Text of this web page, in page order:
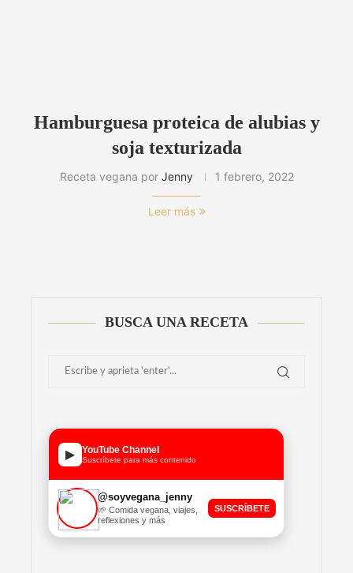
Hamburguesa proteica de alubias y
soja texturizada
Receta vegana por Jenny 1 febrero, 2022
Leer más
BUSCA UNA RECETA
▶ YouTube Channel
Suscríbete para más contenido
@soyvegana_jenny
🌱 Comida vegana, viajes,
reflexiones y más
SUSCRÍBETE